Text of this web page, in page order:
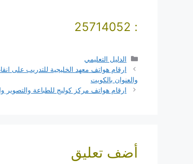
: 25714052
التصنيفات
الدليل التعليمي
ارقام هواتف معهد الخليجية للتدريب على
والعنوان بالكويت
ارقام هواتف مركز كوليج للطباعة والتصوير
أضف تعليق